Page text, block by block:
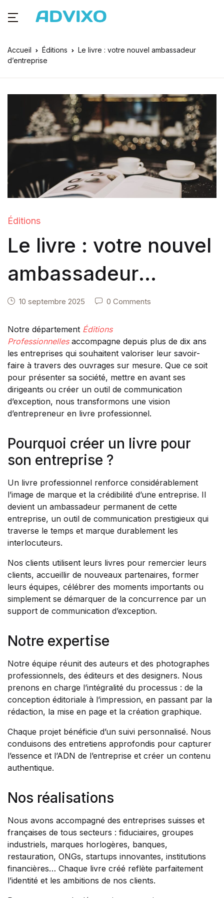
Accueil Éditions
Le livre : votre nouvel ambassadeur
d’entreprise
Éditions
Le livre : votre nouvel
ambassadeur
d’entreprise
10 septembre 2025 0 Comments
Notre département Éditions
Professionnellesaccompagne depuis plus de dix ans
les entreprises qui souhaitent valoriser leur savoir-
faire à travers des ouvrages sur mesure. Que ce soit
pour présenter sa société, mettre en avant ses
dirigeants ou créer un outil de communication
d’exception, nous transformons une vision
d’entrepreneur en livre professionnel.
Pourquoi créer un livre pour
son entreprise ?
Un livre professionnel renforce considérablement
l’image de marque et la crédibilité d’une entreprise. Il
devient un ambassadeur permanent de cette
entreprise, un outil de communication prestigieux qui
traverse le temps et marque durablement les
interlocuteurs.
Nos clients utilisent leurs livres pour remercier leurs
clients, accueillir de nouveaux partenaires, former
leurs équipes, célébrer des moments importants ou
simplement se démarquer de la concurrence par un
support de communication d’exception.
Notre expertise
Notre équipe réunit des auteurs et des photographes
professionnels, des éditeurs et des designers. Nous
prenons en charge l’intégralité du processus : de la
conception éditoriale à l’impression, en passant par la
rédaction, la mise en page et la création graphique.
Chaque projet bénéficie d’un suivi personnalisé. Nous
conduisons des entretiens approfondis pour capturer
l’essence et l’ADN de l’entreprise et créer un contenu
authentique.
Nos réalisations
Nous avons accompagné des entreprises suisses et
françaises de tous secteurs : fiduciaires, groupes
industriels, marques horlogères, banques,
restauration, ONGs, startups innovantes, institutions
financières… Chaque livre créé reflète parfaitement
l’identité et les ambitions de nos clients.